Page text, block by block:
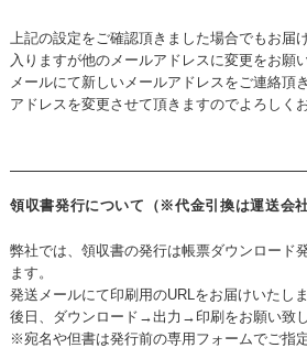
上記の設定をご確認頂きました場合でもお届
入りますが他のメールアドレスに変更をお願
メールにて新しいメールアドレスをご連絡頂
アドレスを変更させて頂きますのでよろしく
領収書発行について（※代金引換は運送会
弊社では、領収書の発行は帳票ダウンロード
ます。
発送メールにて印刷用のURLをお届けいたしま
後日、ダウンロード→出力→印刷をお願い致し
※宛名や但書は発行前の専用フォームでご指定